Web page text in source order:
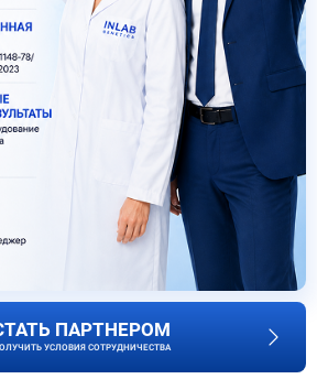
ПАРТНЕРОМ
УСЛОВИЯ СОТРУДНИЧЕСТВА